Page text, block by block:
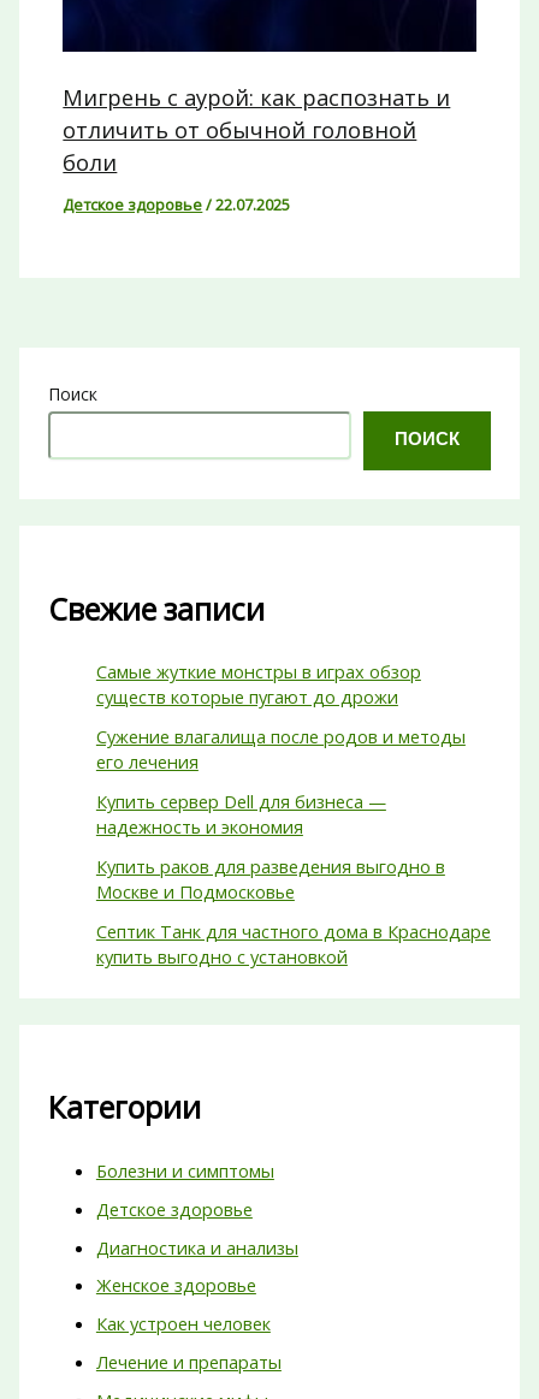
Мигрень с аурой: как распознать и
отличить от обычной головной
боли
Детское здоровье/22.07.2025
Поиск
ПОИСК
Свежие записи
Самые жуткие монстры в играх обзор
существ которые пугают до дрожи
Сужение влагалища после родов и методы
его лечения
Купить сервер Dell для бизнеса —
надежность и экономия
Купить раков для разведения выгодно в
Москве и Подмосковье
Септик Танк для частного дома в Краснодаре
купить выгодно с установкой
Категории
Болезни и симптомы
Детское здоровье
Диагностика и анализы
Женское здоровье
Как устроен человек
Лечение и препараты